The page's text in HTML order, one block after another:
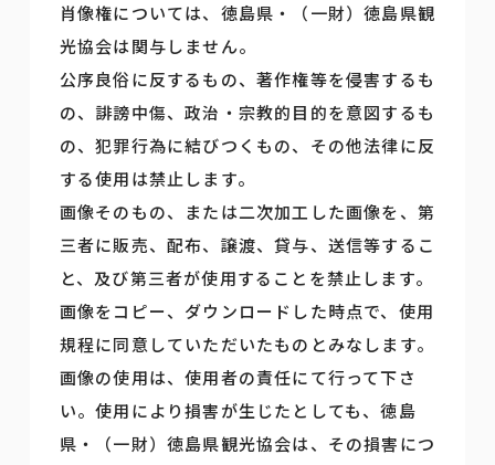
肖像権については、徳島県・（一財）徳島県観
光協会は関与しません。
公序良俗に反するもの、著作権等を侵害するも
の、誹謗中傷、政治・宗教的目的を意図するも
の、犯罪行為に結びつくもの、その他法律に反
する使用は禁止します。
画像そのもの、または二次加工した画像を、第
三者に販売、配布、譲渡、貸与、送信等するこ
と、及び第三者が使用することを禁止します。
画像をコピー、ダウンロードした時点で、使用
規程に同意していただいたものとみなします。
画像の使用は、使用者の責任にて行って下さ
い。使用により損害が生じたとしても、徳島
県・（一財）徳島県観光協会は、その損害につ